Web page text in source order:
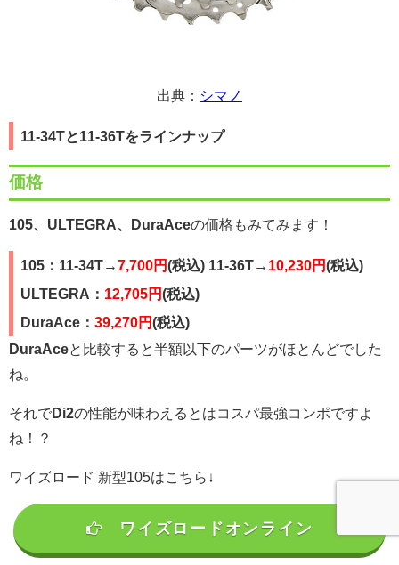
出典： シマノ
11-34Tと11-36Tをラインナップ
価格
105、ULTEGRA、DuraAceの価格もみてみます！
105：11-34T→7,700円(税込) 11-36T→ 10,230円(税込)
ULTEGRA： 12,705円(税込)
DuraAce： 39,270円(税込)
DuraAceと比較すると半額以下のパーツがほとんどでした
ね。
それでDi2の性能が味わえるとはコスパ最強コンポですよ
ね！？
ワイズロード 新型105はこちら↓
ワイズロードオンライン